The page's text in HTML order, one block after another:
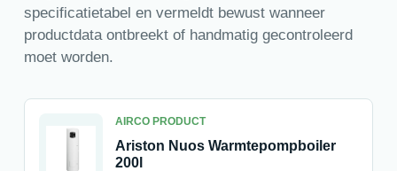
specificatietabel en vermeldt bewust wanneer
productdata ontbreekt of handmatig gecontroleerd
moet worden.
AIRCO PRODUCT
Ariston Nuos Warmtepompboiler
200l